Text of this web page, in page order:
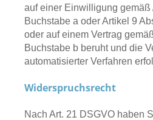
auf einer Einwilligung gemäß
Buchstabe a oder Artikel 9
oder auf einem Vertrag
Buchstabe b beruht und die
automatisierter Verfahren
Widerspruchsrecht
Nach Art. 21 DSGVO haben